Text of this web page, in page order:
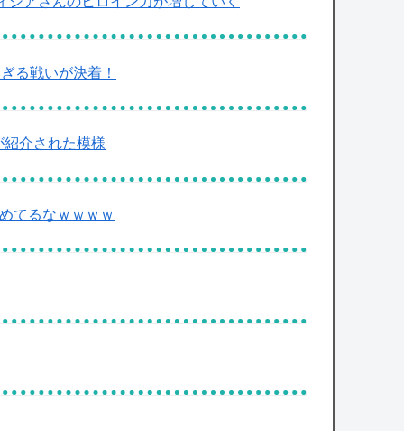
る戦いが決着！
紹介された模様
てるなｗｗｗｗ